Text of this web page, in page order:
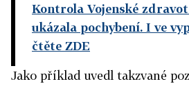
Kontrola Vojenské
ukázala pochybení. I ve
čtěte ZDE
Jako příklad uvedl takzvané